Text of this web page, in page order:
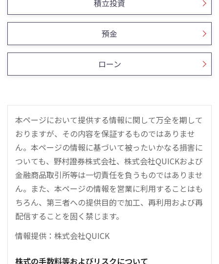
積立投資
預金
ローン
本ページにおいて提供する情報に関して万全を期して
おりますが、その内容を保証するものではありませ
ん。本ページの情報に基づいて被ったいかなる損害に
ついても、野村證券株式会社、株式会社QUICKおよび
金融商品取引所等は一切責任を負うものではありませ
ん。また、本ページの情報を営業に利用することはも
ちろん、第三者への提供目的で加工、再利用および再
配信することを固く禁じます。
情報提供：株式会社QUICK
株式の手数料等およびリスクについて